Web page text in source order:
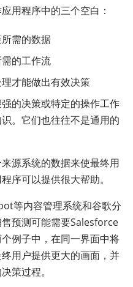
用程序中的三个空白：
需的数据
的工作流
才能做出有效决策
的决策或特定的操作工作
。它们也往往不是通用的
源系统的数据来使最终用
序可以提供很大帮助。
等内容管理系统和谷歌分
预测可能需要Salesforce
例子中，在同一界面中将
用户提供更大的画面，并
策过程。